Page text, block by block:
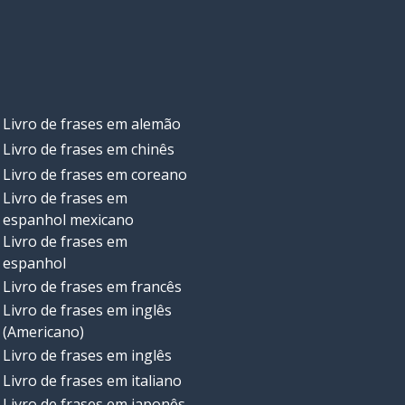
Livro de frases em alemão
Livro de frases em chinês
Livro de frases em coreano
Livro de frases em
espanhol mexicano
Livro de frases em
espanhol
Livro de frases em francês
Livro de frases em inglês
(Americano)
Livro de frases em inglês
Livro de frases em italiano